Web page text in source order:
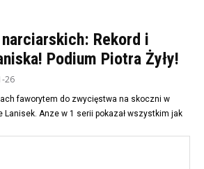
Rekord i
Podium Piotra Żyły!
26
faworytem do zwycięstwa na skoczni w
Lanisek. Anze w 1 serii pokazał wszystkim jak